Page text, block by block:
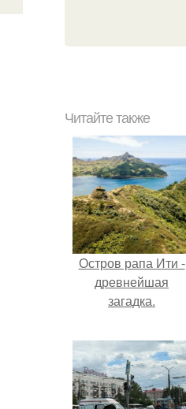
Читайте также
Остров рапа Ити -
древнейшая
загадка.